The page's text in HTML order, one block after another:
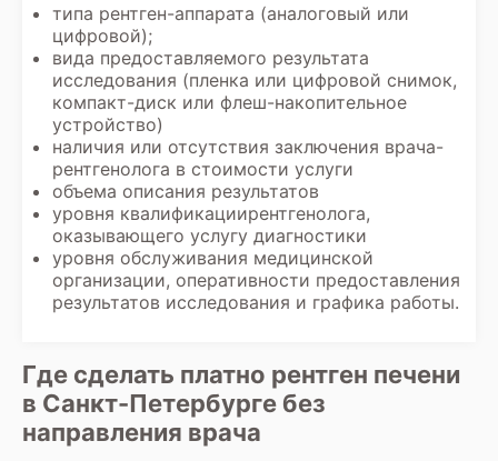
типа рентген-аппарата (аналоговый или
цифровой);
вида предоставляемого результата
исследования (пленка или цифровой снимок,
компакт-диск или флеш-накопительное
устройство)
наличия или отсутствия заключения врача-
рентгенолога в стоимости услуги
объема описания результатов
уровня квалификациирентгенолога,
оказывающего услугу диагностики
уровня обслуживания медицинской
организации, оперативности предоставления
результатов исследования и графика работы.
Где сделать платно рентген печени
в Санкт-Петербурге без
направления врача